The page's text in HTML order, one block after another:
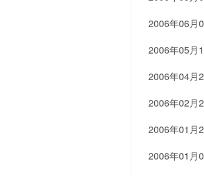
2006年06月
2006年05月
2006年04月
2006年02月
2006年01月
2006年01月